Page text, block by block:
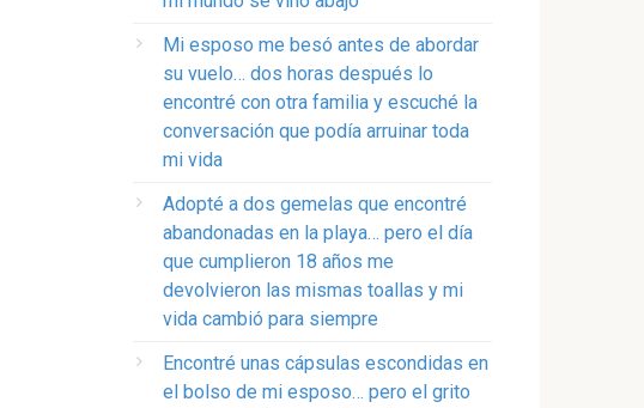
Mi esposo me besó antes de abordar
su vuelo… dos horas después lo
encontré con otra familia y escuché la
conversación que podía arruinar toda
mi vida
Adopté a dos gemelas que encontré
abandonadas en la playa… pero el día
que cumplieron 18 años me
devolvieron las mismas toallas y mi
vida cambió para siempre
Encontré unas cápsulas escondidas en
el bolso de mi esposo… pero el grito